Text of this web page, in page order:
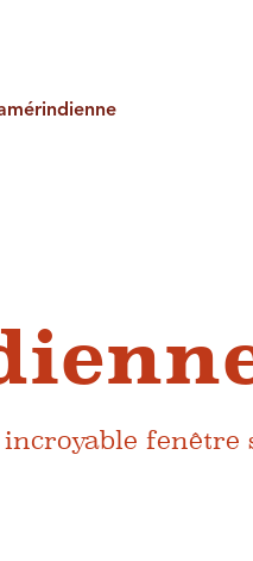
fenêtre